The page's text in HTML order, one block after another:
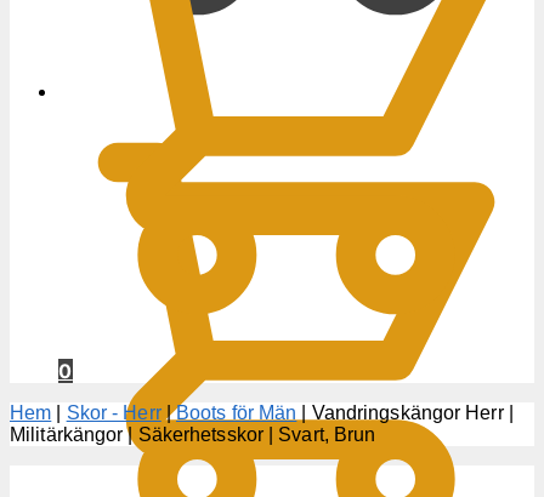
0
Hem Skor - Herr|Boots för Män
Vandringskängor Herr |
Militärkängor | Säkerhetsskor | Svart, Brun